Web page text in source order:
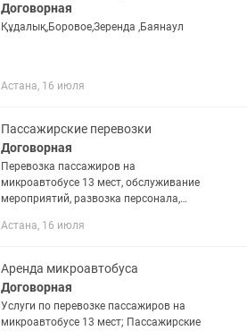
Договорная
Құдалық,Боровое,Зеренда ,Баянаул
Астана, 16 июля
Пассажирские перевозки
Договорная
Перевозка пассажиров на
микроавтобусе 13 мест, обслуживание
мероприятий, развозка персонала,
вокзалах
Астана, 16 июля
Аренда микроавтобуса
Договорная
Услуги по перевозке пассажиров на
микроавтобусе 13 мест; Пассажирские